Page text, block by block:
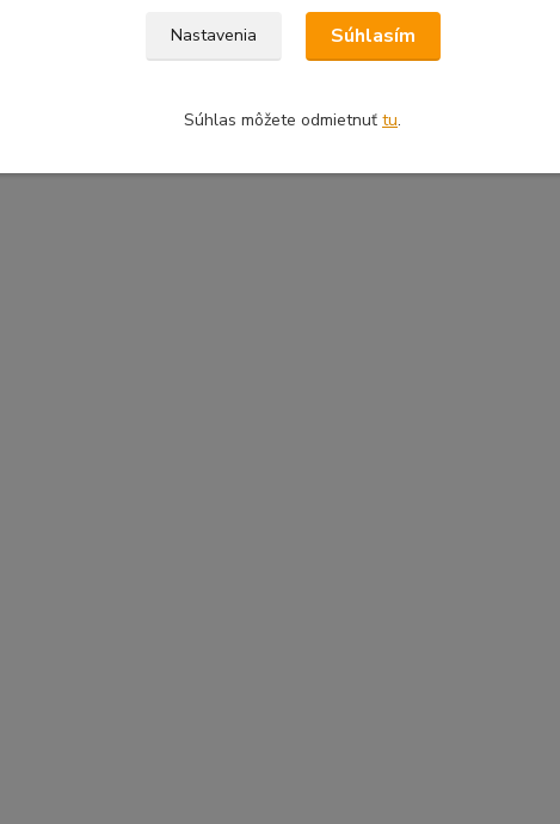
Nastavenia Súhlasím
Súhlas môžete odmietnuť tu.